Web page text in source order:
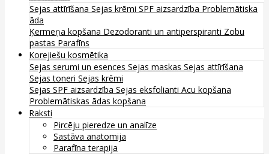
Sejas attīrīšana Sejas krēmi SPF aizsardzība Problemātiska
āda
Ķermeņa kopšana Dezodoranti un antiperspiranti Zobu
pastas Parafīns
Korejiešu kosmētika
Sejas serumi un esences Sejas maskas Sejas attīrīšana
Sejas toneri Sejas krēmi
Sejas SPF aizsardzība Sejas eksfolianti Acu kopšana
Problemātiskas ādas kopšana
Raksti
Pircēju pieredze un analīze
Sastāva anatomija
Parafīna terapija